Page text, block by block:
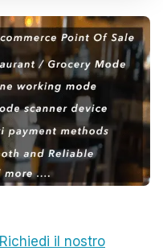
Richiedi il nostro